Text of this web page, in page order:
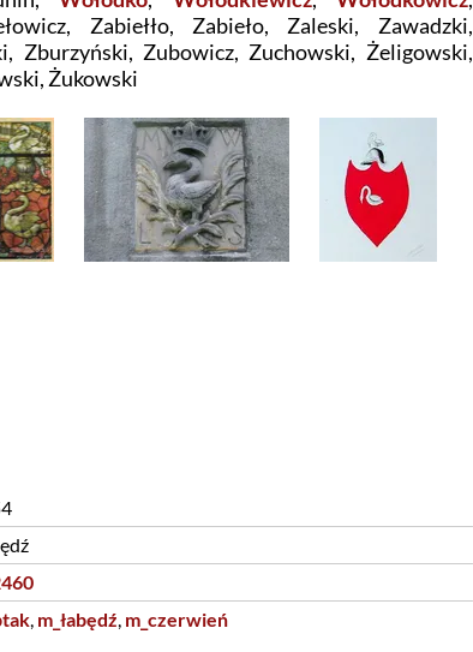
Zabiełło, Zabieło, Zaleski, Zawadzki,
Zburzyński, Zubowicz, Zuchowski, Żeligowski,
Żukowski
, m_łabędź, m_czerwień